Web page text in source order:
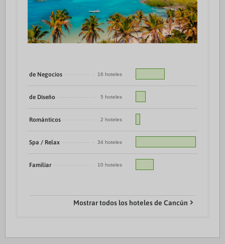
de Negocios 16 hoteles
de Diseño 5 hoteles
Románticos 2 hoteles
Spa / Relax 34 hoteles
Familiar 10 hoteles
Mostrar todos los hoteles de Cancún